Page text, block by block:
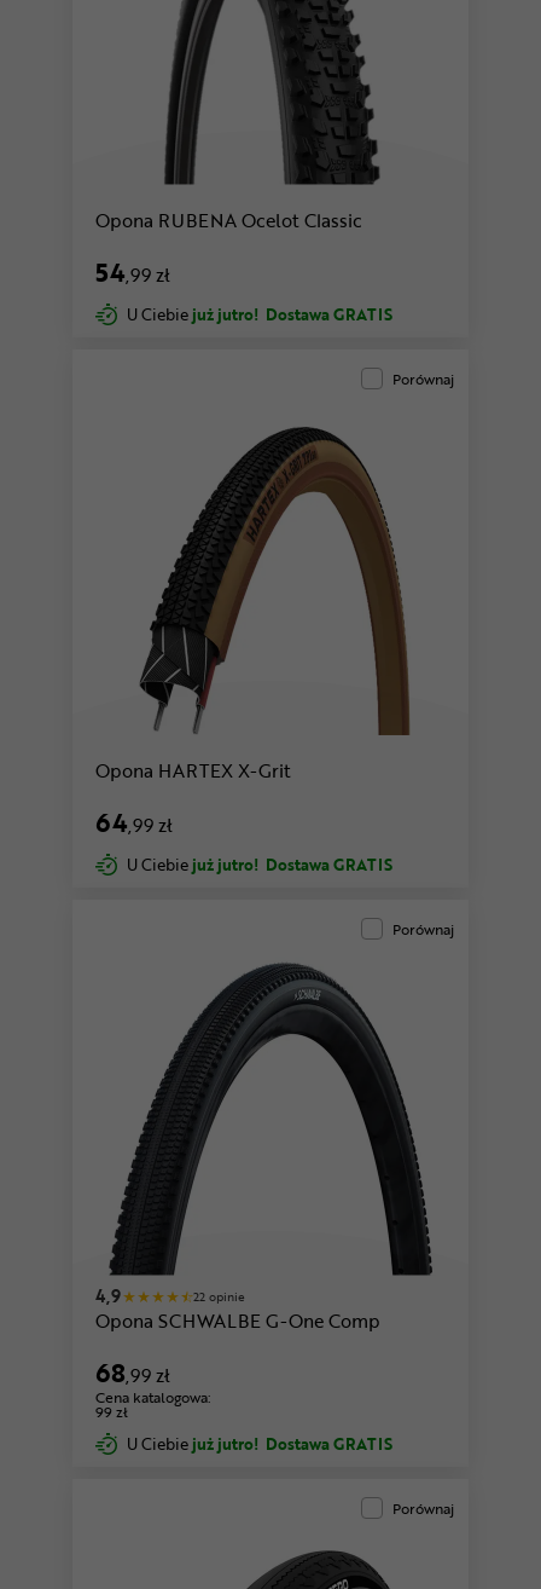
Opona RUBENA Ocelot Classic
54,99 zł
U Ciebie już jutro! Dostawa GRATIS
Porównaj
Opona HARTEX X-Grit
64,99 zł
U Ciebie już jutro! Dostawa GRATIS
Porównaj
4,9 22 opinie
Opona SCHWALBE G-One Comp
68,99 zł
Cena katalogowa:
99 zł
U Ciebie już jutro! Dostawa GRATIS
Porównaj